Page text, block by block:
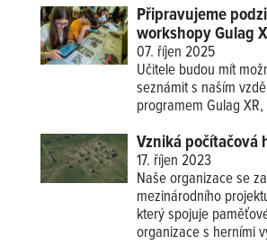
Připravujeme
workshopy Gulag
07. říjen 2025
Učitele budou mít
seznámit s naším
programemGulag XR,
Vzniká počítačová
17. říjen 2023
Naše organizace se
mezinárodního
který spojuje
organizace s herními